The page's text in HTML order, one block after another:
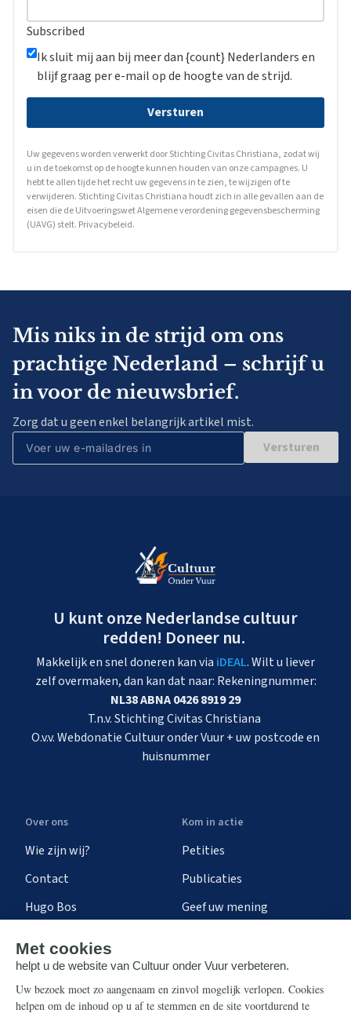
Subscribed
Ik sluit mij aan bij meer dan {count} Nederlanders en
blijf graag per e-mail op de hoogte van de strijd.
Versturen
Uw gegevens worden verwerkt door Stichting Civitas Christiana, zodat wij
u in de toekomst op de hoogte kunnen houden van onze campagnes. U
hebt te allen tijde het recht uw gegevens in te zien, te wijzigen of te
verwijderen. Stichting Civitas Christiana houdt zich in alle gevallen aan de
eisen die de Uitvoeringswet Algemene verordening gegevensbescherming
(UAVG) stelt. Privacybeleid.
Mis niks in de strijd om ons
prachtige Nederland – schrijf u
in voor de nieuwsbrief.
Zorg dat u geen enkel belangrijk artikel mist.
Versturen
U kunt onze Nederlandse cultuur
redden! Doneer nu.
Makkelijk en snel doneren kan via iDEAL. Wilt u liever
zelf overmaken, dan kan dat naar: Rekeningnummer:
NL38 ABNA 0426 8919 29
T.n.v. Stichting Civitas Christiana
O.v.v. Webdonatie Cultuur onder Vuur + uw postcode en
huisnummer
Over ons
Wie zijn wij?
Contact
Hugo Bos
Kom in actie
Petities
Publicaties
Geef uw mening
Steun ons Info